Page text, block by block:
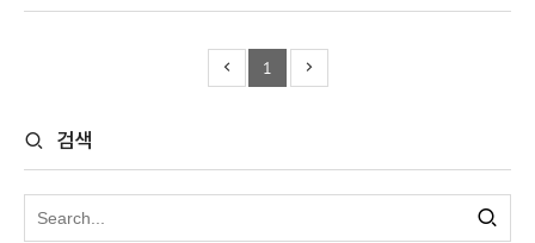
1
검색